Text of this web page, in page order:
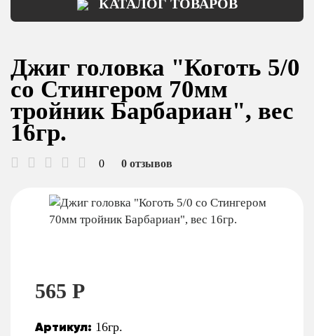
КАТАЛОГ ТОВАРОВ
Джиг головка "Коготь 5/0
со Стингером 70мм
тройник Барбариан", вес
16гр.
0 0 отзывов
565 Р
Артикул: 16гр.